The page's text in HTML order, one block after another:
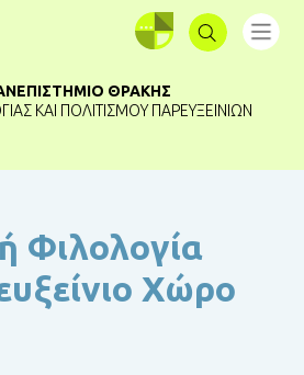
ΣΥΝΔΕΣΗ
ΘΡΆΚΗΣ
ΚΑΙ ΠΟΛΙΤΙΣΜΟΎ ΠΑΡΕΥΞΕΙΝΊΩΝ
Φιλολογία
Χώρο